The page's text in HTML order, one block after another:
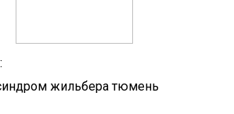
жильбера тюмень